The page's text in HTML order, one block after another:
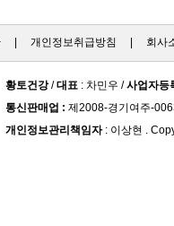
| 개인정보취급방침 회사
황토건강/대표 : 차민우 /사업자등
통신판매업 : 제2008-경기여주-
개인정보관리책임자: 이상현 .